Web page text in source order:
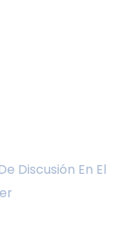
Discusión En El